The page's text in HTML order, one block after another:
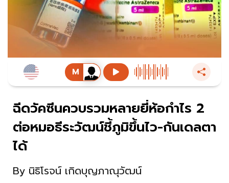
ฉีดวัคซีนควบรวมหลายยี่ห้อกำไร 2
ต่อหมอธีระวัฒน์ชี้ภูมิขึ้นไว-กันเดลตา
ได้
By นิธิโรจน์ เกิดบุญภาณุวัฒน์